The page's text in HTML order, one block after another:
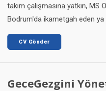
takım çalışmasına yatkın, MS
Bodrum'da ikametgah eden
CV Gönder
GeceGezgini